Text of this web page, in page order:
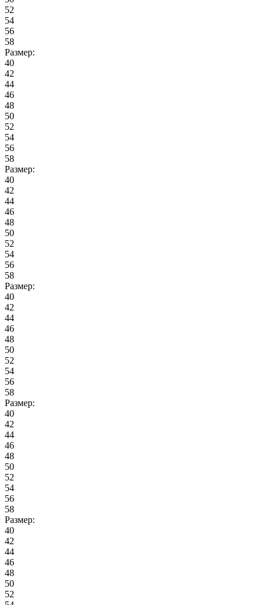
52
54
56
58
Размер:
40
42
44
46
48
50
52
54
56
58
Размер:
40
42
44
46
48
50
52
54
56
58
Размер:
40
42
44
46
48
50
52
54
56
58
Размер:
40
42
44
46
48
50
52
54
56
58
Размер:
40
42
44
46
48
50
52